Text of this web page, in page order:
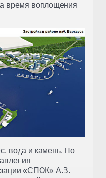
время воплощения
вода и камень. По
«СПОК» А.В.